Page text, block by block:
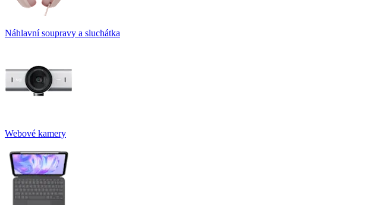
Náhlavní soupravy a sluchátka
Webové kamery